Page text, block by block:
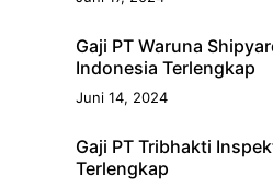
Gaji PT Waruna
Indonesia Terlengkap
Juni 14, 2024
Gaji PT Tribhakti
Terlengkap